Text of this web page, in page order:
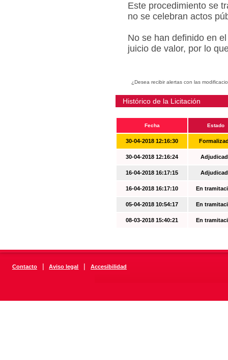
Este procedimiento se
no se celebran actos
No se han definido en
juicio de valor, por lo
¿Desea recibir alertas con las
Histórico de la Licitación
Fecha Estado
30-04-2018 12:16:30
30-04-2018 12:16:24
16-04-2018 16:17:15
16-04-2018 16:17:10 En
05-04-2018 10:54:17 En
08-03-2018 15:40:21 En
Contacto | Aviso legal | Accesibilidad